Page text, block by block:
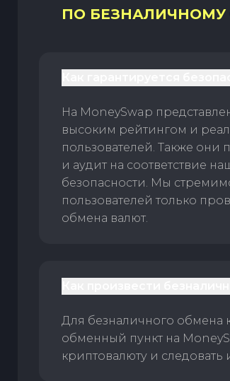
ПО
На MoneySwap
высоким рейтингом и
пользователей. Также они
и аудит на соответствие
безопасности. Мы
пользователей только
обмена валют.
Для безналичного обмена
обменный пункт на
криптовалюту и